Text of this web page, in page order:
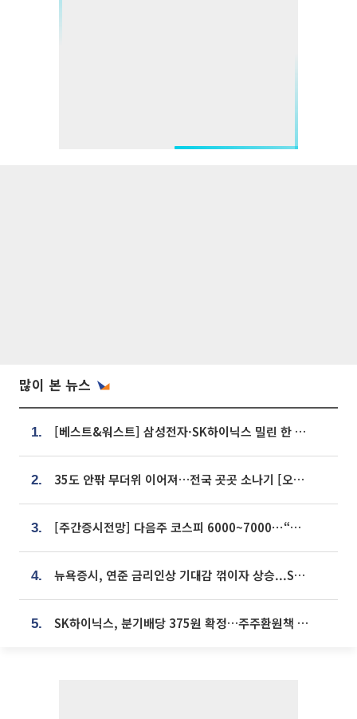
많이 본 뉴스
1. [베스트&워스트] 삼성전자·SK하이닉스 밀린 한 주…상상인증권은 85% 급등
2. 35도 안팎 무더위 이어져…전국 곳곳 소나기 [오늘 날씨]
3. [주간증시전망] 다음주 코스피 6000~7000⋯“外人 수급은 정책이 변수”
4. 뉴욕증시, 연준 금리인상 기대감 꺾이자 상승...S&P500 사상 최고치 [종합]
5. SK하이닉스, 분기배당 375원 확정…주주환원책 9월로 앞당겨 발표